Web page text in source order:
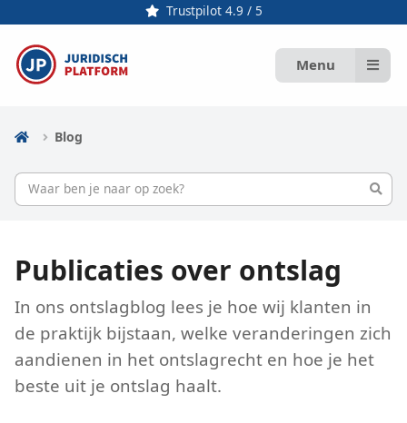
Trustpilot 4.9 / 5
Menu
Blog
Publicaties over ontslag
In ons ontslagblog lees je hoe wij klanten in
de praktijk bijstaan, welke veranderingen zich
aandienen in het ontslagrecht en hoe je het
beste uit je ontslag haalt.